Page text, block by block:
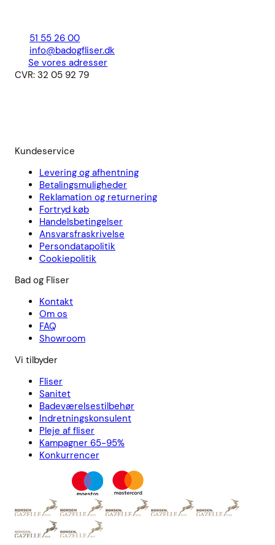
51 55 26 00
info@badogfliser.dk
Se vores adresser
CVR: 32 05 92 79
Kundeservice
Levering og afhentning
Betalingsmuligheder
Reklamation og returnering
Fortryd køb
Handelsbetingelser
Ansvarsfraskrivelse
Persondatapolitik
Cookiepolitik
Bad og Fliser
Kontakt
Om os
FAQ
Showroom
Vi tilbyder
Fliser
Sanitet
Badeværelsestilbehør
Indretningskonsulent
Pleje af fliser
Kampagner 65-95%
Konkurrencer